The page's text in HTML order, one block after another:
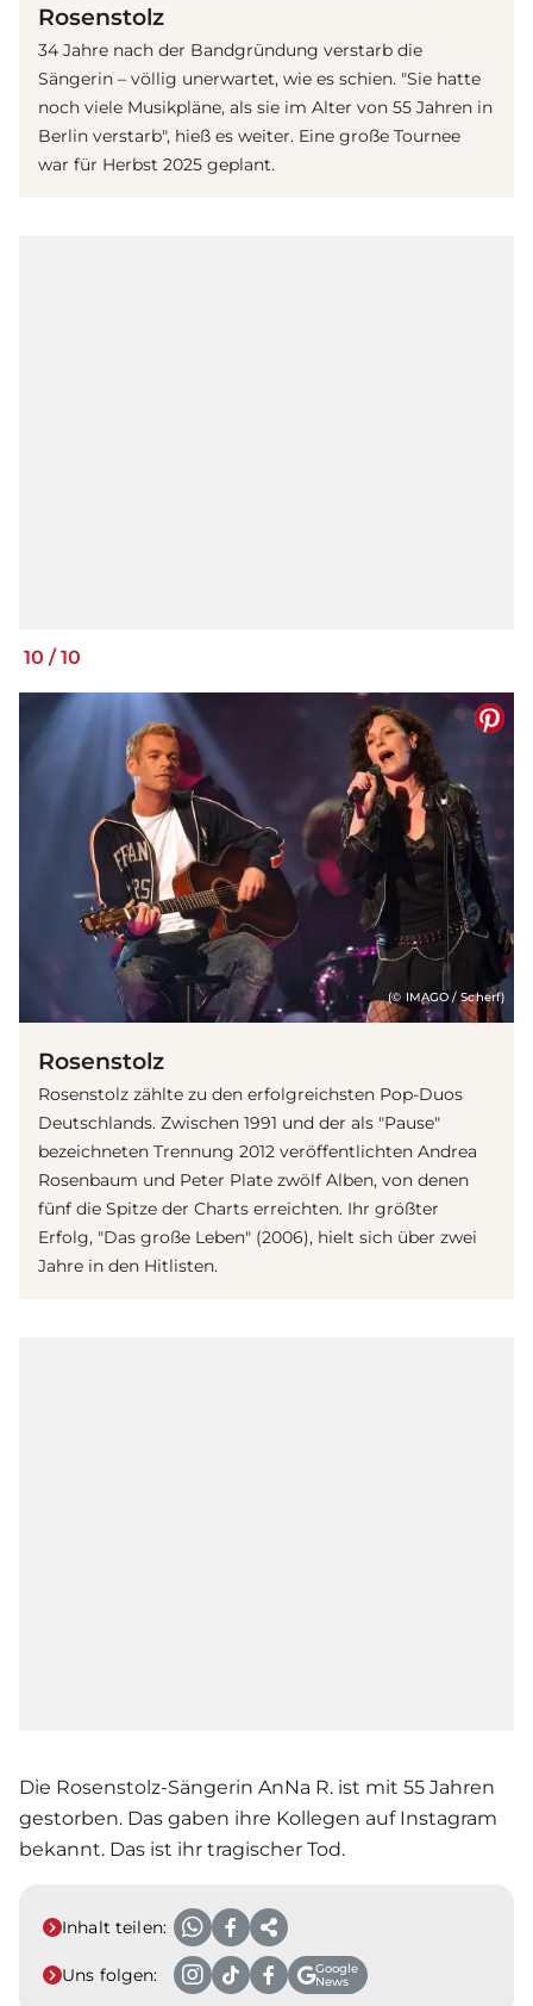
Rosenstolz
34 Jahre nach der Bandgründung verstarb die
Sängerin – völlig unerwartet, wie es schien. "Sie hatte
noch viele Musikpläne, als sie im Alter von 55 Jahren in
Berlin verstarb", hieß es weiter. Eine große Tournee
war für Herbst 2025 geplant.
10 /10
(© IMAGO / Scherf)
Rosenstolz
Rosenstolz zählte zu den erfolgreichsten Pop-Duos
Deutschlands. Zwischen 1991 und der als "Pause"
bezeichneten Trennung 2012 veröffentlichten Andrea
Rosenbaum und Peter Plate zwölf Alben, von denen
fünf die Spitze der Charts erreichten. Ihr größter
Erfolg, "Das große Leben" (2006), hielt sich über zwei
Jahre in den Hitlisten.
Die Rosenstolz-Sängerin AnNa R. ist mit 55 Jahren
gestorben. Das gaben ihre Kollegen auf Instagram
bekannt. Das ist ihr tragischer Tod.
Inhalt teilen:
Uns folgen:
Google
News